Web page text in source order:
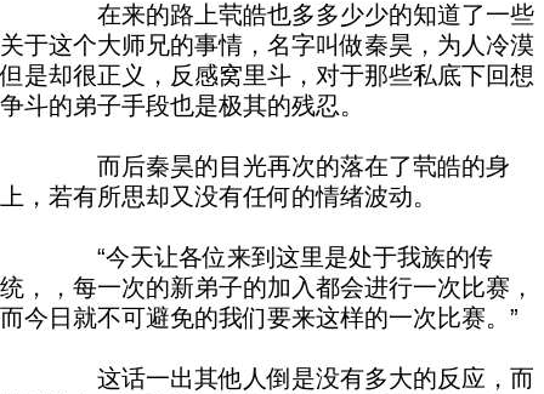
在来的路上茕皓也多多少少的知道了一些
关于这个大师兄的事情，名字叫做秦昊，为人冷漠
但是却很正义，反感窝里斗，对于那些私底下回想
争斗的弟子手段也是极其的残忍。
而后秦昊的目光再次的落在了茕皓的身
上，若有所思却又没有任何的情绪波动。
“今天让各位来到这里是处于我族的传
统，，每一次的新弟子的加入都会进行一次比赛，
而今日就不可避免的我们要来这样的一次比赛。”
这话一出其他人倒是没有多大的反应，而